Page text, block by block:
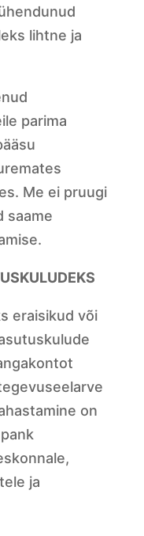
lihtne ja
parima
Me ei pruugi
saame
eraisikud või
on
ja